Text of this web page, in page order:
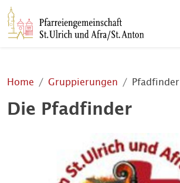
Home Gruppierungen Pfadfinder
Die Pfadfinder